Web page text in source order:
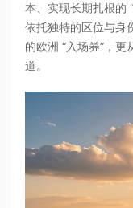
本、实现长期扎根的
依托独特的区位与身
的欧洲 “入场券”，
道。